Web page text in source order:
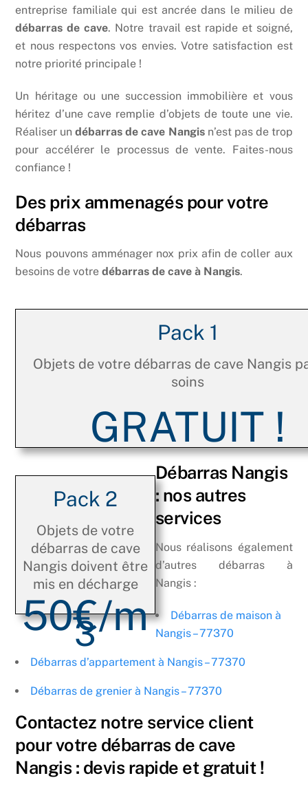
entreprise familiale qui est ancrée dans le milieu de
débarras de cave. Notre travail est rapide et soigné,
et nous respectons vos envies. Votre satisfaction est
notre priorité principale !
Un héritage ou une succession immobilière et vous
héritez d’une cave remplie d’objets de toute une vie.
Réaliser undébarras de cave Nangisn’est pas de trop
pour accélérer le processus de vente. Faites-nous
confiance !
Des prix ammenagés pour votre
débarras
Nous pouvons amménager nox prix afin de coller aux
besoins de votredébarras de cave à Nangis.
Pack 1
Objets de votre débarras de cave Nangis
soins
GRATUIT !
Pack 2
Objets de votre
débarras de cave
Nangis doivent être
mis en décharge
50€/m
3
Débarras Nangis
: nos autres
services
Nous réalisons également
d’autres débarras à
Nangis :
Débarras de maison à
Nangis – 77370
Débarras d’appartement à Nangis – 77370
Débarras de grenier à Nangis – 77370
Contactez notre service client
pour votre débarras de cave
Nangis : devis rapide et gratuit !